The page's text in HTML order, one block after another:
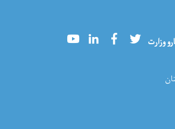
وزارت YoutubeLinkedInFacebookTwitter